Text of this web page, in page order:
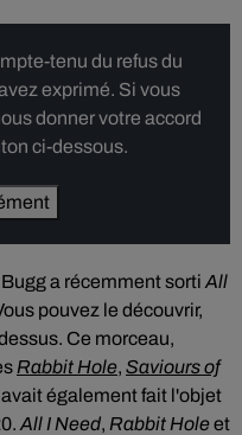
tenu du refus du
exprimé. Si vous
donner votre accord
ci-dessous.
a récemment sorti All
pouvez le découvrir,
Ce morceau,
Rabbit Hole, Saviours of
également fait l'objet
All I Need, Rabbit Holeet